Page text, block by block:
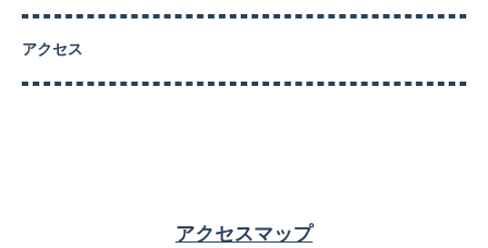
アクセス
アクセスマップ